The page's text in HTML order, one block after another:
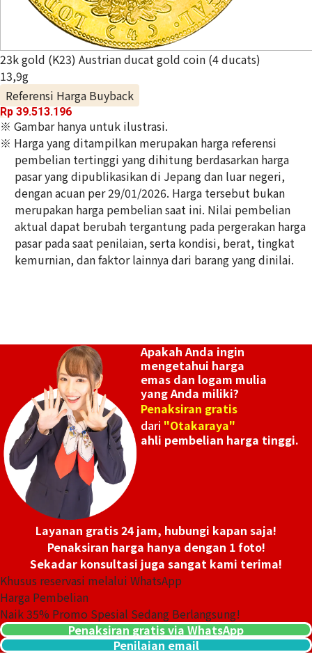
23k gold (K23) Austrian ducat gold coin (4 ducats)
13,9g
Referensi Harga Buyback
Rp 39.513.196
※ Gambar hanya untuk ilustrasi.
※ Harga yang ditampilkan merupakan harga referensi
pembelian tertinggi yang dihitung berdasarkan harga
pasar yang dipublikasikan di Jepang dan luar negeri,
dengan acuan per 29/01/2026. Harga tersebut bukan
merupakan harga pembelian saat ini. Nilai pembelian
aktual dapat berubah tergantung pada pergerakan harga
pasar pada saat penilaian, serta kondisi, berat, tingkat
kemurnian, dan faktor lainnya dari barang yang dinilai.
Apakah Anda ingin
mengetahui harga
emas dan logam mulia
yang Anda miliki?
Penaksiran gratis
dari "Otakaraya"
ahli pembelian harga tinggi.
Layanan gratis 24 jam, hubungi kapan saja!
Penaksiran harga hanya dengan 1 foto!
Sekadar konsultasi juga sangat kami terima!
Khusus reservasi melalui WhatsApp
Harga Pembelian
Naik35% Promo Spesial Sedang Berlangsung!
Penaksiran gratis via WhatsApp
Penilaian email